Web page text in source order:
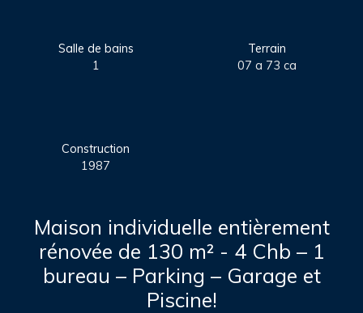
Salle de bains
1
Terrain
07 a 73 ca
Construction
1987
Maison individuelle entièrement
rénovée de 130 m² - 4 Chb – 1
bureau – Parking – Garage et
Piscine!